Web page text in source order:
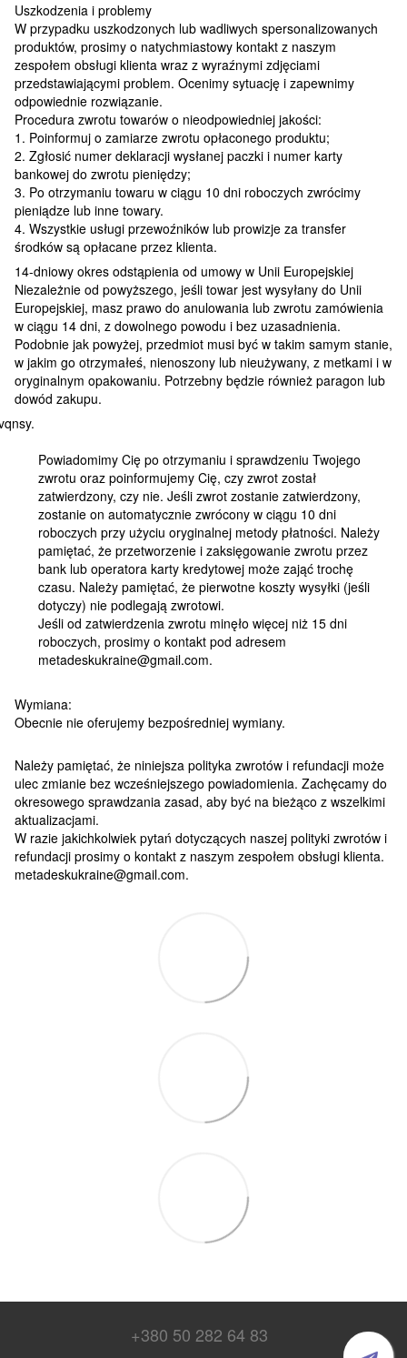
Uszkodzenia i problemy
W przypadku uszkodzonych lub wadliwych spersonalizowanych
produktów, prosimy o natychmiastowy kontakt z naszym
zespołem obsługi klienta wraz z wyraźnymi zdjęciami
przedstawiającymi problem. Ocenimy sytuację i zapewnimy
odpowiednie rozwiązanie.
Procedura zwrotu towarów o nieodpowiedniej jakości:
1. Poinformuj o zamiarze zwrotu opłaconego produktu;
2. Zgłosić numer deklaracji wysłanej paczki i numer karty
bankowej do zwrotu pieniędzy;
3. Po otrzymaniu towaru w ciągu 10 dni roboczych zwrócimy
pieniądze lub inne towary.
4. Wszystkie usługi przewoźników lub prowizje za transfer
środków są opłacane przez klienta.
14-dniowy okres odstąpienia od umowy w Unii Europejskiej
Niezależnie od powyższego, jeśli towar jest wysyłany do Unii
Europejskiej, masz prawo do anulowania lub zwrotu zamówienia
w ciągu 14 dni, z dowolnego powodu i bez uzasadnienia.
Podobnie jak powyżej, przedmiot musi być w takim samym stanie,
w jakim go otrzymałeś, nienoszony lub nieużywany, z metkami i w
oryginalnym opakowaniu. Potrzebny będzie również paragon lub
dowód zakupu.
Powiadomimy Cię po otrzymaniu i sprawdzeniu Twojego
zwrotu oraz poinformujemy Cię, czy zwrot został
zatwierdzony, czy nie. Jeśli zwrot zostanie zatwierdzony,
zostanie on automatycznie zwrócony w ciągu 10 dni
roboczych przy użyciu oryginalnej metody płatności. Należy
pamiętać, że przetworzenie i zaksięgowanie zwrotu przez
bank lub operatora karty kredytowej może zająć trochę
czasu. Należy pamiętać, że pierwotne koszty wysyłki (jeśli
dotyczy) nie podlegają zwrotowi.
Jeśli od zatwierdzenia zwrotu minęło więcej niż 15 dni
roboczych, prosimy o kontakt pod adresem
metadeskukraine@gmail.com.
Wymiana:
Obecnie nie oferujemy bezpośredniej wymiany.
Należy pamiętać, że niniejsza polityka zwrotów i refundacji może
ulec zmianie bez wcześniejszego powiadomienia. Zachęcamy do
okresowego sprawdzania zasad, aby być na bieżąco z wszelkimi
aktualizacjami.
W razie jakichkolwiek pytań dotyczących naszej polityki zwrotów i
refundacji prosimy o kontakt z naszym zespołem obsługi klienta.
metadeskukraine@gmail.com.
+380 50 282 64 83